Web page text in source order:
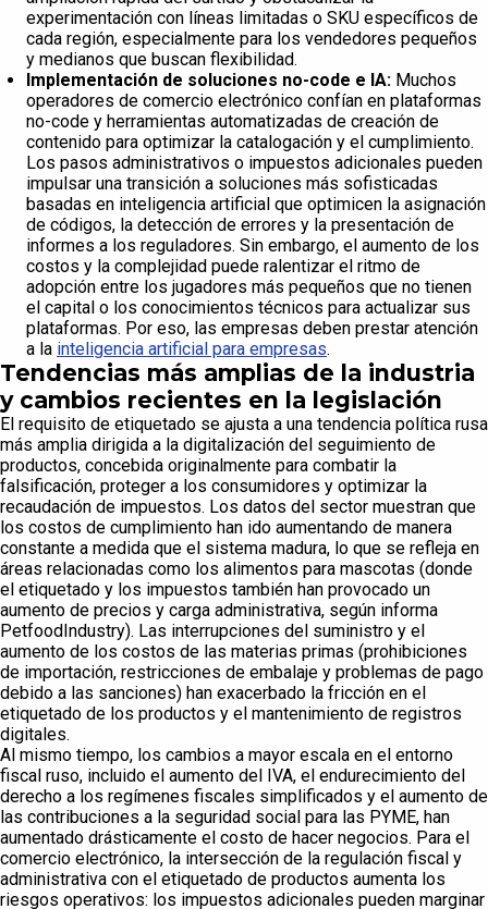
experimentación con líneas limitadas o SKU específicos de
cada región, especialmente para los vendedores pequeños
y medianos que buscan flexibilidad.
Implementación de soluciones no-code e IA: Muchos
operadores de comercio electrónico confían en plataformas
no-code y herramientas automatizadas de creación de
contenido para optimizar la catalogación y el cumplimiento.
Los pasos administrativos o impuestos adicionales pueden
impulsar una transición a soluciones más sofisticadas
basadas en inteligencia artificial que optimicen la asignación
de códigos, la detección de errores y la presentación de
informes a los reguladores. Sin embargo, el aumento de los
costos y la complejidad puede ralentizar el ritmo de
adopción entre los jugadores más pequeños que no tienen
el capital o los conocimientos técnicos para actualizar sus
plataformas. Por eso, las empresas deben prestar atención
a la inteligencia artificial para empresas.
Tendencias más amplias de la industria
y cambios recientes en la legislación
El requisito de etiquetado se ajusta a una tendencia política rusa
más amplia dirigida a la digitalización del seguimiento de
productos, concebida originalmente para combatir la
falsificación, proteger a los consumidores y optimizar la
recaudación de impuestos. Los datos del sector muestran que
los costos de cumplimiento han ido aumentando de manera
constante a medida que el sistema madura, lo que se refleja en
áreas relacionadas como los alimentos para mascotas (donde
el etiquetado y los impuestos también han provocado un
aumento de precios y carga administrativa, según informa
PetfoodIndustry). Las interrupciones del suministro y el
aumento de los costos de las materias primas (prohibiciones
de importación, restricciones de embalaje y problemas de pago
debido a las sanciones) han exacerbado la fricción en el
etiquetado de los productos y el mantenimiento de registros
digitales.
Al mismo tiempo, los cambios a mayor escala en el entorno
fiscal ruso, incluido el aumento del IVA, el endurecimiento del
derecho a los regímenes fiscales simplificados y el aumento de
las contribuciones a la seguridad social para las PYME, han
aumentado drásticamente el costo de hacer negocios. Para el
comercio electrónico, la intersección de la regulación fiscal y
administrativa con el etiquetado de productos aumenta los
riesgos operativos: los impuestos adicionales pueden marginar